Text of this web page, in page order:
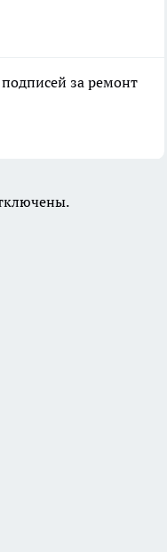
за ремонт